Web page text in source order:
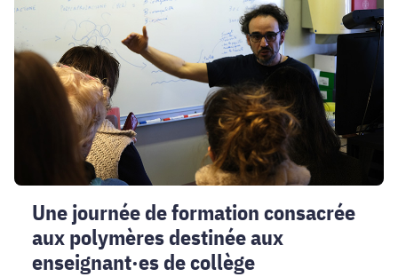
formation
consacrée
aux
polymères
destinée
enseignant·es
collège
Une journée de formation consacrée
aux polymères destinée aux
enseignant·es de collège